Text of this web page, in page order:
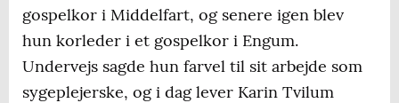
gospelkor i Middelfart, og senere igen blev
hun korleder i et gospelkor i Engum.
Undervejs sagde hun farvel til sit arbejde som
sygeplejerske, og i dag lever Karin Tvilum